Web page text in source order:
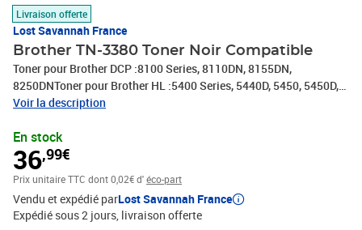
Livraison offerte
Lost Savannah France
Brother TN-3380 Toner Noir Compatible
Toner pour Brother DCP :8100 Series, 8110DN, 8155DN,
8250DNToner pour Brother HL :5400 Series, 5440D, 5450, 5450D,
5450DN, 5450DNT, 5450 Series, 5470DW, 5470DWT, 5480DW, 6100
8515DN, 8520DN, 8710DW, 8810DW, 8900 Series, 8910DW,
8950DW, 8950DWT
Voir la description
En stock
36,99€
Prix unitaire TTC dont 0,02€ d'éco-part
Vendu et expédié parLost Savannah France
Expédié sous 2 jours livraison offerte